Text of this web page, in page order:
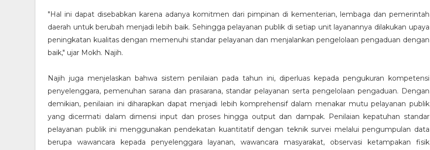
"Hal ini dapat disebabkan karena adanya komitmen dari pimpinan di kementerian, lembaga dan pemerintah
daerah untuk berubah menjadi lebih baik. Sehingga pelayanan publik di setiap unit layanannya dilakukan upaya
peningkatan kualitas dengan memenuhi standar pelayanan dan menjalankan pengelolaan pengaduan dengan
baik," ujar Mokh. Najih.
Najih juga menjelaskan bahwa sistem penilaian pada tahun ini, diperluas kepada pengukuran kompetensi
penyelenggara, pemenuhan sarana dan prasarana, standar pelayanan serta pengelolaan pengaduan. Dengan
demikian, penilaian ini diharapkan dapat menjadi lebih komprehensif dalam menakar mutu pelayanan publik
yang dicermati dalam dimensi input dan proses hingga output dan dampak. Penilaian kepatuhan standar
pelayanan publik ini menggunakan pendekatan kuantitatif dengan teknik survei melalui pengumpulan data
berupa wawancara kepada penyelenggara layanan, wawancara masyarakat, observasi ketampakan fisik